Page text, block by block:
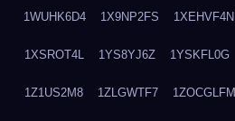
1WUHK6D4 1X9NP2FS 1XEHVF4N
1XSROT4L 1YS8YJ6Z 1YSKFL0G
1Z1US2M8 1ZLGWTF7 1ZOCGLFM